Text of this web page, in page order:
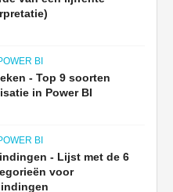
BI
- Top 9 soorten
in Power BI
BI
- Lijst met de 6
voor